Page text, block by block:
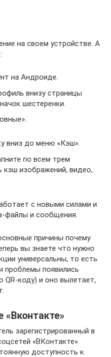
на своем устройстве. А
на Андроиде.
внизу страницы
шестеренки.
вниз до меню «Кэш».
по всем трем
изображений, видео,
с новыми силами и
файлы и сообщения.
причины почему
вы знаете что нужно
универсальны, то есть
проблемы появились
QR-коду) и оно вылетает,
«Вконтакте»
зарегистрированный в
«ВКонтакте»
доступность к